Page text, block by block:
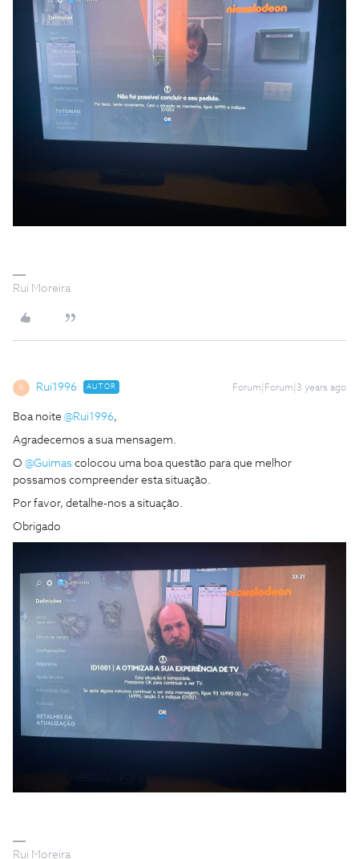
Rui Moreira
R Rui1996 AUTOR Forum|Forum|3 years ago
Boa noite @Rui1996,
Agradecemos a sua mensagem.
O @Guimas colocou uma boa questão para que melhor
possamos compreender esta situação.
Por favor, detalhe-nos a situação.
Obrigado
Rui Moreira